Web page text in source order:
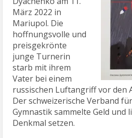
März 2022 in
Mariupol. Die
hoffnungsvolle und
preisgekrönte
junge Turnerin
starb mit ihrem
Vater bei einem
russischen Luftangriff vor den
Der schweizerische Verband
Gymnastik sammelte Geld und
Denkmal setzen.